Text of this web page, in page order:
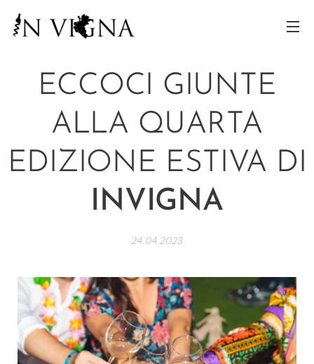
ECCOCI GIUNTE
ALLA QUARTA
EDIZIONE ESTIVA DI
INVIGNA
24.04.2023